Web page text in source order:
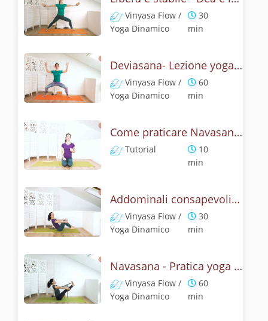
Vinyasa Flow /
Yoga Dinamico
30
min
Deviasana- Lezione yoga con la mitologia della posizione della Dea
Vinyasa Flow /
Yoga Dinamico
60
min
Come praticare Navasana, la posizione della barca? Tutorial
Tutorial
10
min
Addominali consapevoli con la posizione della barca
Vinyasa Flow /
Yoga Dinamico
30
min
Navasana - Pratica yoga con la tecnica della posizione della barca
Vinyasa Flow /
Yoga Dinamico
60
min